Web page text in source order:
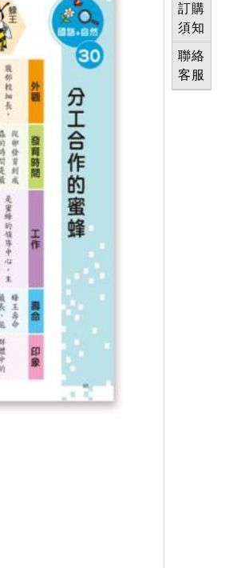
訂購
須知
聯絡
客服